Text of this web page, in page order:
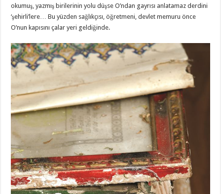
okumuş, yazmış birilerinin yolu düşse O’ndan gayrısı anlatamaz derdini
‘şehirli’lere… Bu yüzden sağlıkçısı, öğretmeni, devlet memuru önce
O’nun kapısını çalar yeri geldiğinde.